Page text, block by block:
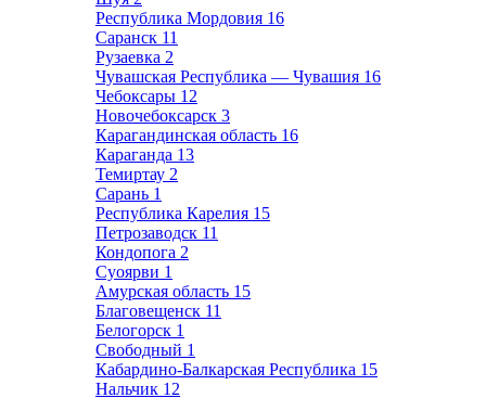
Республика Мордовия 16
Саранск 11
Рузаевка 2
Чувашская Республика — Чувашия 16
Чебоксары 12
Новочебоксарск 3
Карагандинская область 16
Караганда 13
Темиртау 2
Сарань 1
Республика Карелия 15
Петрозаводск 11
Кондопога 2
Суоярви 1
Амурская область 15
Благовещенск 11
Белогорск 1
Свободный 1
Кабардино-Балкарская Республика 15
Нальчик 12